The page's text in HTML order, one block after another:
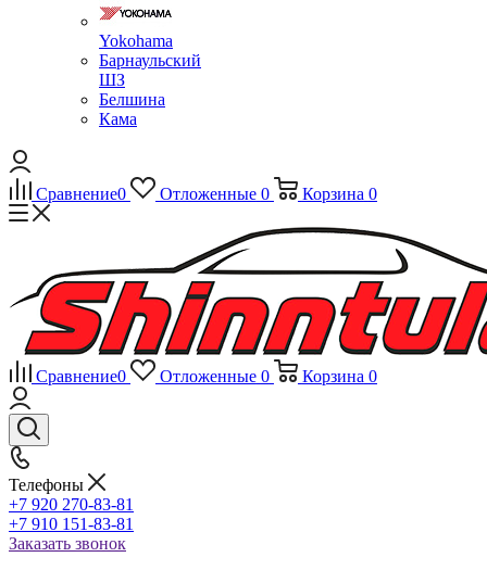
Yokohama
Барнаульский
ШЗ
Белшина
Кама
Сравнение0 Отложенные 0 Корзина 0
Сравнение0 Отложенные 0 Корзина 0
Телефоны
+7 920 270-83-81
+7 910 151-83-81
Заказать звонок